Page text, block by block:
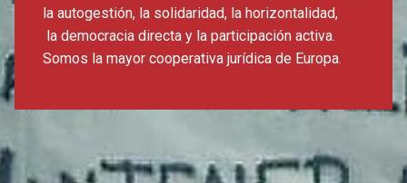
la autogestión, la solidaridad, la horizontalidad,
la democracia directa y la participación activa.
Somos la mayor cooperativa jurídica de Europa.